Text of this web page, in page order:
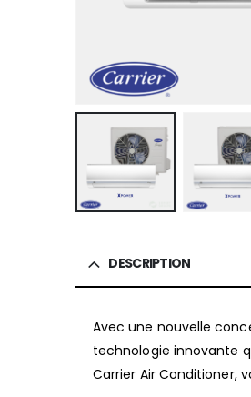
DESCRIPTION
Avec une nouvelle
technologie innovante
Carrier Air Conditioner,